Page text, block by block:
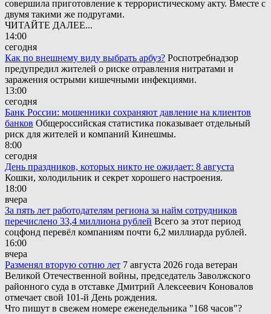
совершила приготовление к террористическому акту. Вместе с
двумя такими же подругами.
ЧИТАЙТЕ ДАЛЕЕ...
14:00
сегодня
Как по внешнему виду выбрать арбуз? Роспотребнадзор
предупредил жителей о риске отравления нитратами и
заражения острыми кишечными инфекциями.
13:00
сегодня
Банк России: мошенники сохраняют давление на клиентов
банков Общероссийская статистика показывает отдельный
риск для жителей и компаний Кинешмы.
8:00
сегодня
День праздников, которых никто не ожидает: 8 августа
Кошки, холодильник и секрет хорошего настроения.
18:00
вчера
За пять лет работодателям региона за найм сотрудников
перечислено 33,4 миллиона рублей Всего за этот период
соцфонд перевёл компаниям почти 6,2 миллиарда рублей.
16:00
вчера
Разменял вторую сотню лет 7 августа 2026 года ветеран
Великой Отечественной войны, председатель Заволжского
районного суда в отставке Дмитрий Алексеевич Коновалов
отмечает свой 101-й День рождения.
Что пишут в свежем номере еженедельника "168 часов"?